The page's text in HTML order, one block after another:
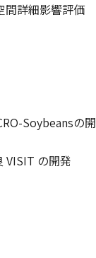
間詳細影響評価
Soybeansの開
VISIT の開発